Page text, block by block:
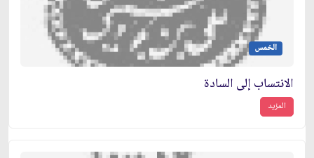
الخمس
الانتساب إلى السادة
المزيد